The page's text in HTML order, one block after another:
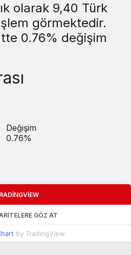
olarak 9,40 Türk
görmektedir.
0.76% değişim
Değişim
0.76%
GÖZ AT
by TradingView